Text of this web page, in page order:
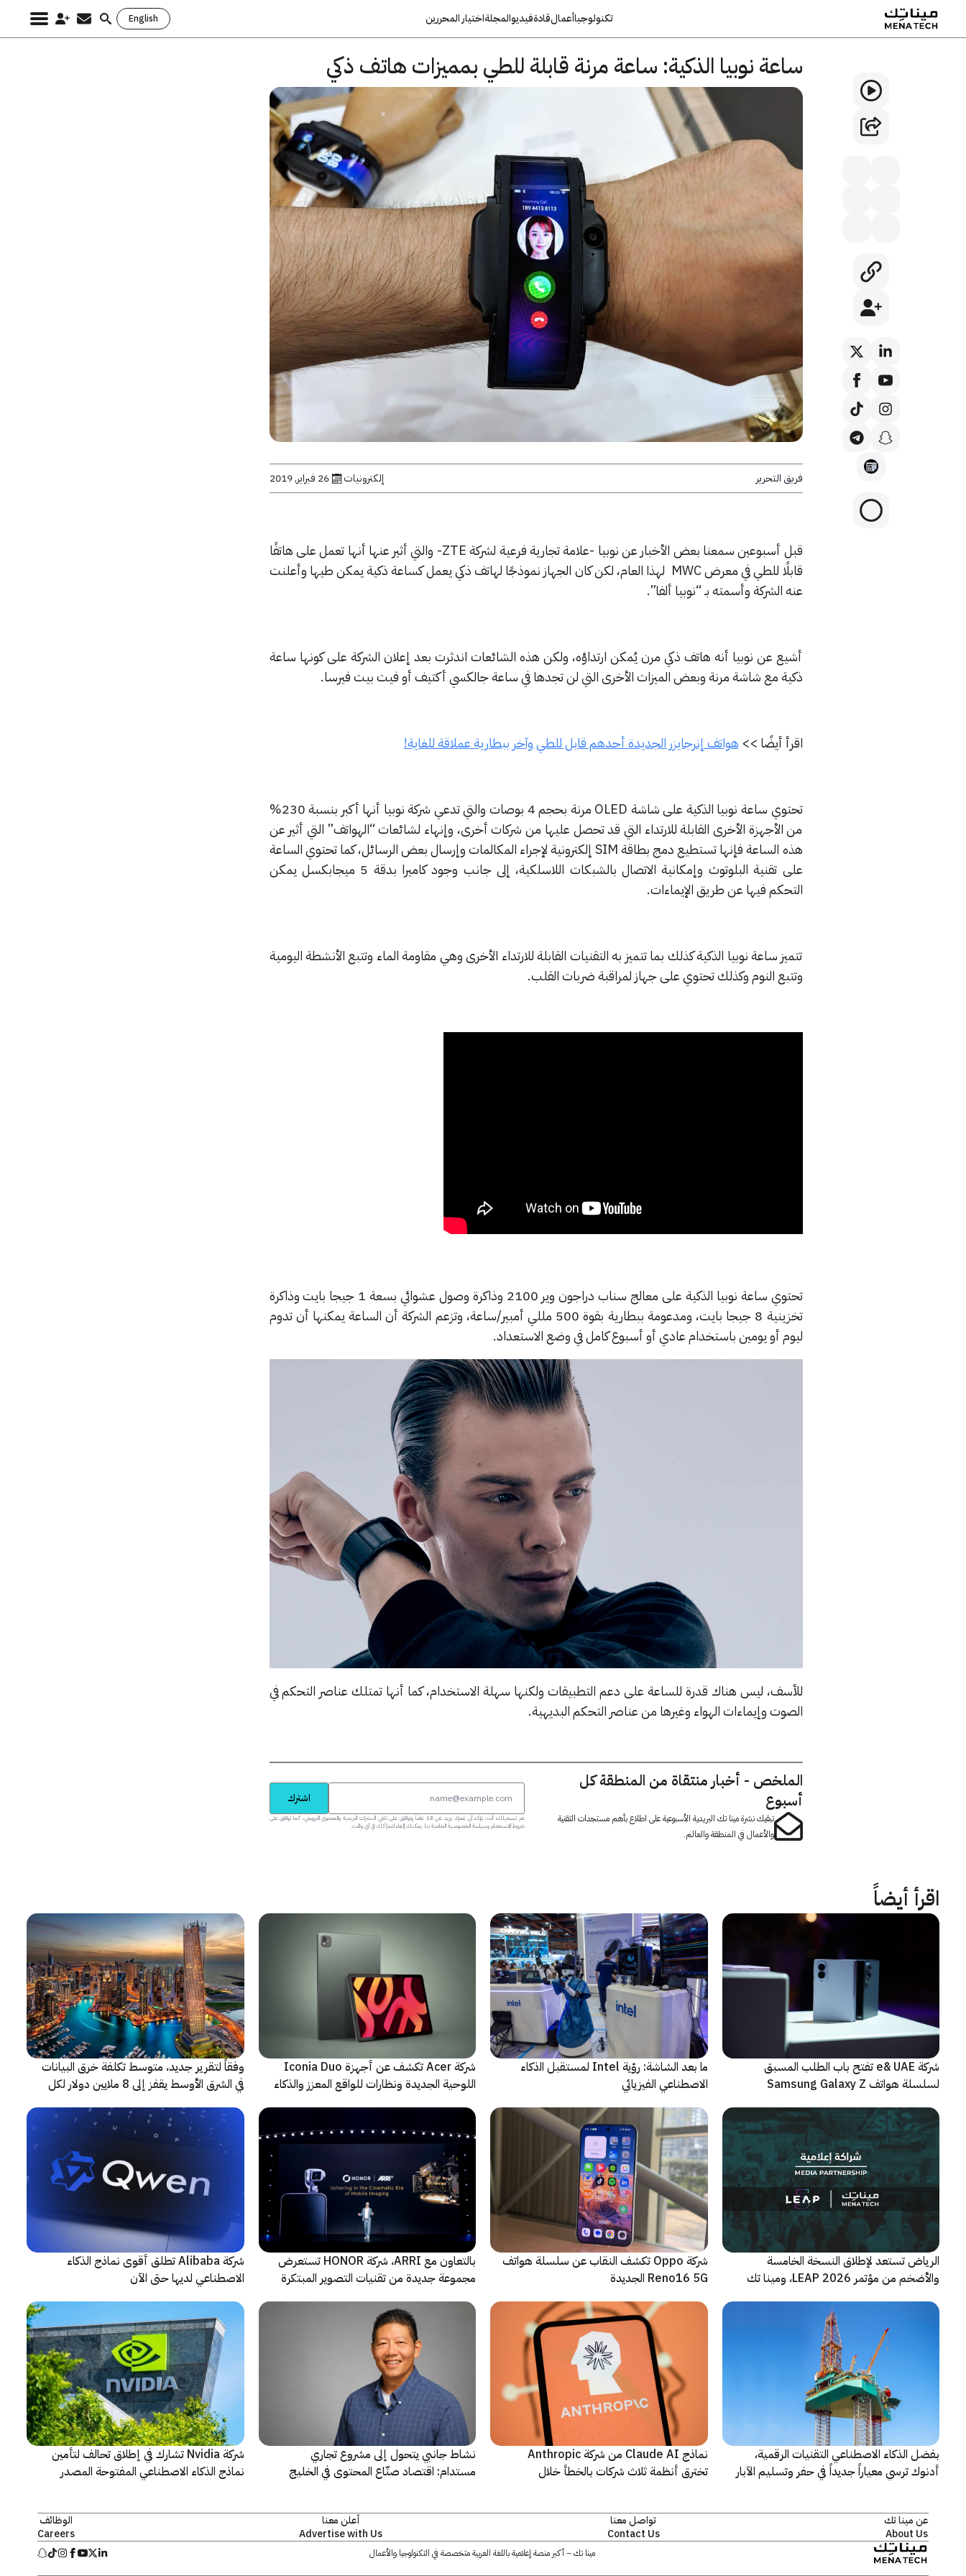
تكنولوجياأعمالقادةفيديوالمجلةاختيار المحررين English
Search
ساعة نوبيا الذكية: ساعة مرنة قابلة للطي بمميزات هاتف ذكي
فريق التحرير إلكترونيات 26 فبراير, 2019
قبل أسبوعين سمعنا بعض الأخبار عن نوبيا -علامة تجارية فرعية لشركة ZTE- والتي أثير عنها أنها تعمل على هاتفًا
قابلًا للطي في معرض MWC لهذا العام، لكن كان الجهاز نموذجًا لهاتف ذكي يعمل كساعة ذكية يمكن طيها وأعلنت
عنه الشركة وأسمته بـ “نوبيا ألفا”.
أشيع عن نوبيا أنه هاتف ذكي مرن يُمكن ارتداؤه، ولكن هذه الشائعات اندثرت بعد إعلان الشركة على كونها ساعة
ذكية مع شاشة مرنة وبعض الميزات الأخرى التي لن تجدها في ساعة جالكسي أكتيف أو فيت بيت فيرسا.
اقرأ أيضًا >> هواتف إنرجايزر الجديدة أحدهم قابل للطي وآخر ببطارية عملاقة للغاية!
تحتوي ساعة نوبيا الذكية على شاشة OLED مرنة بحجم 4 بوصات والتي تدعي شركة نوبيا أنها أكبر بنسبة 230%
من الأجهزة الأخرى القابلة للارتداء التي قد تحصل عليها من شركات أخرى، وإنهاء لشائعات “الهواتف” التي أثير عن
هذه الساعة فإنها تستطيع دمج بطاقة SIM إلكترونية لإجراء المكالمات وإرسال بعض الرسائل، كما تحتوي الساعة
على تقنية البلوتوث وإمكانية الاتصال بالشبكات اللاسلكية، إلى جانب وجود كاميرا بدقة 5 ميجابكسل يمكن
التحكم فيها عن طريق الإيماءات.
تتميز ساعة نوبيا الذكية كذلك بما تتميز به التقنيات القابلة للارتداء الأخرى وهي مقاومة الماء وتتبع الأنشطة اليومية
وتتبع النوم وكذلك تحتوي على جهاز لمراقبة ضربات القلب.
تحتوي ساعة نوبيا الذكية على معالج سناب دراجون وير 2100 وذاكرة وصول عشوائي بسعة 1 جيجا بايت وذاكرة
تخزينية 8 جيجا بايت، ومدعومة ببطارية بقوة 500 مللي أمبير/ساعة، وتزعم الشركة أن الساعة يمكنها أن تدوم
ليوم أو يومين باستخدام عادي أو أسبوع كامل في وضع الاستعداد.
للأسف، ليس هناك قدرة للساعة على دعم التطبيقات ولكنها سهلة الاستخدام، كما أنها تمتلك عناصر التحكم في
الصوت وإيماءات الهواء وغيرها من عناصر التحكم البديهية.
الملخص - أخبار منتقاة من المنطقة كل
أسبوع
تبقيك نشرة مينا تك البريدية الأسبوعية على اطلاع بأهم مستجدات التقنية
والأعمال في المنطقة والعالم.
اشترك
عبر تسجيلك، أنت تؤكد أن عمرك يزيد عن 18 عاماً وتوافق على تلقي النشرات البريدية والمحتوى الترويجي، كما توافق على
شروط الاستخدام وسياسة الخصوصية الخاصة بنا. يمكنك إلغاء اشتراكك في أي وقت.
اقرأ أيضاً
شركة e& UAE تفتح باب الطلب المسبق
لسلسلة هواتف Samsung Galaxy Z
ﻣا بعد الشاشة: رؤية Intel لمستقبل اﻟذﻛﺎء
الاصطناعي الفيزيائي
شركة Acer تكشف عن أجهزة Iconia Duo
اللوحية الجديدة ونظارات للواقع المعزز والذكاء
وفقاً لتقرير جديد، متوسط تكلفة خرق البيانات
في الشرق الأوسط يقفز إلى 8 ملايين دولار لكل
الرياض تستعد لإطلاق النسخة الخامسة
والأضخم من مؤتمر LEAP 2026، ومينا تك
شركة Oppo تكشف النقاب عن سلسلة هواتف
Reno16 5G الجديدة
بالتعاون مع ARRI، شركة HONOR تستعرض
مجموعة جديدة من تقنيات التصوير المبتكرة
شركة Alibaba تطلق أقوى نماذج الذكاء
الاصطناعي لديها حتى الآن
بفضل الذكاء الاصطناعي التقنيات الرقمية،
أدنوك ترسي معياراً جديداً في حفر وتسليم الآبار
نماذج Claude AI من شركة Anthropic
تخترق أنظمة ثلاث شركات بالخطأ خلال
نشاط جانبي يتحول إلى مشروع تجاري
مستدام: اقتصاد صنّاع المحتوى في الخليج
شركة Nvidia تشارك في إطلاق تحالف لتأمين
نماذج الذكاء الاصطناعي المفتوحة المصدر
عن مينا تك
About Us
تواصل معنا
Contact Us
أعلن معنا
Advertise with Us
الوظائف
Careers
مينا تك – أكبر منصة إعلامية باللغة العربية متخصصة في التكنولوجيا والأعمال